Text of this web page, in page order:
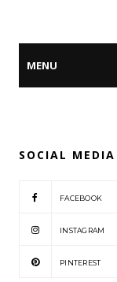
SOCIAL
FACEBOOK
INSTAGRAM
PINTEREST